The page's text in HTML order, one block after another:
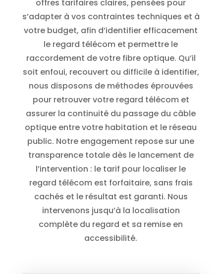
offres tarifaires claires, pensées pour
s’adapter à vos contraintes techniques et à
votre budget, afin d’identifier efficacement
le regard télécom et permettre le
raccordement de votre fibre optique. Qu’il
soit enfoui, recouvert ou difficile à identifier,
nous disposons de méthodes éprouvées
pour retrouver votre regard télécom et
assurer la continuité du passage du câble
optique entre votre habitation et le réseau
public. Notre engagement repose sur une
transparence totale dès le lancement de
l’intervention : le tarif pour localiser le
regard télécom est forfaitaire, sans frais
cachés et le résultat est garanti. Nous
intervenons jusqu’à la localisation
complète du regard et sa remise en
accessibilité.